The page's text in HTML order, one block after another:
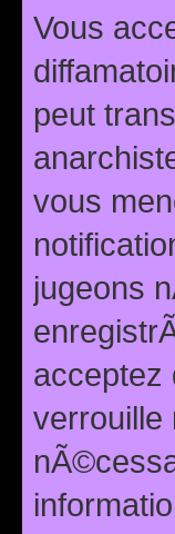
Vous
peut
vous
jugeons
acceptez
verrouille